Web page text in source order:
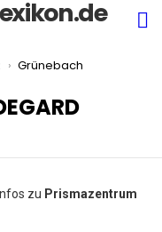
Grünebach
zu Prismazentrum